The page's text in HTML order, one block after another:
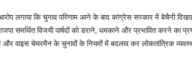
SUBSCRIBE NOW
लगाया कि चुनाव परिणाम आने के बाद कांग्रेस सरकार में बेचैनी
समर्थित विजयी पार्षदों को डराने, धमकाने और प्रभावित करने का
और वाइस चेयरमैन के चुनावों के नियमों में बदलाव कर लोकतांत्रिक